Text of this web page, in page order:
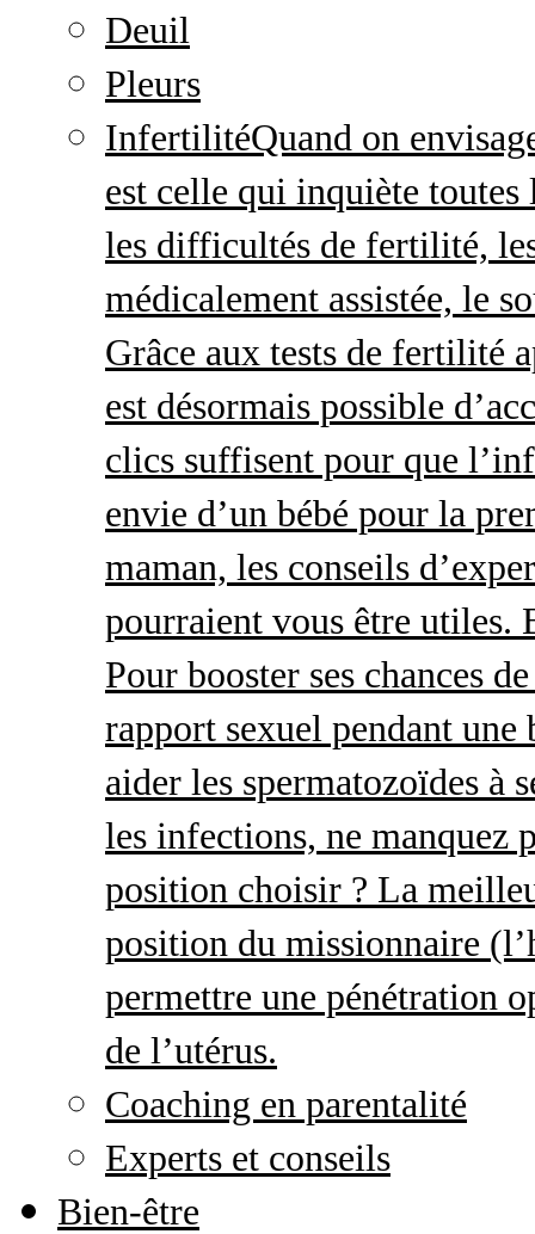
Deuil
Pleurs
InfertilitéQuand on
est celle qui inquiète
les difficultés de fertilité,
médicalement assistée, le
Grâce aux tests de fertilité
est désormais possible
clics suffisent pour que
envie d’un bébé pour la
maman, les conseils
pourraient vous être utiles.
Pour booster ses chances
rapport sexuel pendant
aider les spermatozoïdes à
les infections, ne manquez
position choisir ? La
position du missionnaire
permettre une pénétration
de l’utérus.
Coaching en parentalité
Experts et conseils
Bien-être